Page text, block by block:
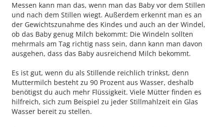
Messen kann man das, wenn man das Baby vor dem Stillen
und nach dem Stillen wiegt. Außerdem erkennt man es an
der Gewichtszunahme des Kindes und auch an der Windel,
ob das Baby genug Milch bekommt: Die Windeln sollten
mehrmals am Tag richtig nass sein, dann kann man davon
ausgehen, dass das Baby ausreichend Milch bekommt.
Es ist gut, wenn du als Stillende reichlich trinkst, denn
Muttermilch besteht zu 90 Prozent aus Wasser, deshalb
benötigst du auch mehr Flüssigkeit. Viele Mütter finden es
hilfreich, sich zum Beispiel zu jeder Stillmahlzeit ein Glas
Wasser bereit zu stellen.